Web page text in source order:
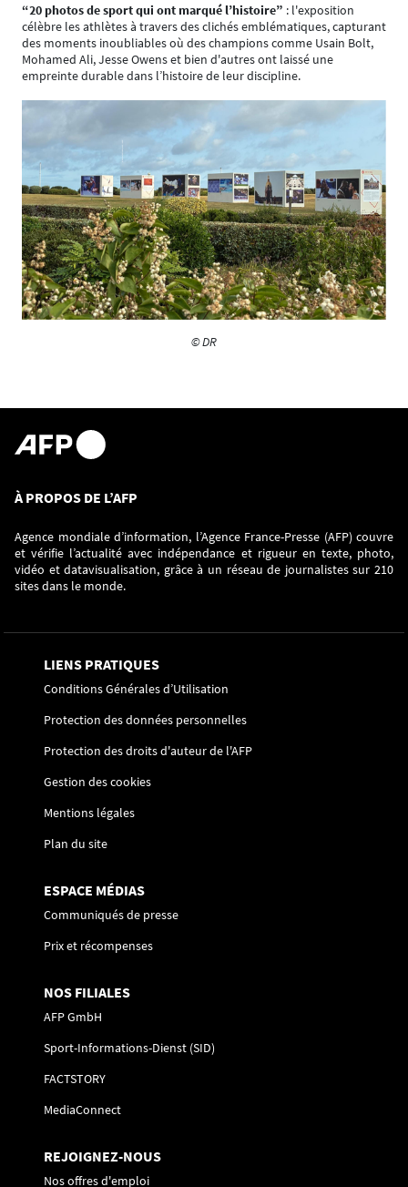
“20 photos de sport qui ont marqué l’histoire” : l'exposition
célèbre les athlètes à travers des clichés emblématiques, capturant
des moments inoubliables où des champions comme Usain Bolt,
Mohamed Ali, Jesse Owens et bien d'autres ont laissé une
empreinte durable dans l’histoire de leur discipline.
© DR
À PROPOS DE L’AFP
Agence mondiale d’information, l’Agence France-Presse (AFP) couvre
et vérifie l’actualité avec indépendance et rigueur en texte, photo,
vidéo et datavisualisation, grâce à un réseau de journalistes sur 210
sites dans le monde.
LIENS PRATIQUES
Conditions Générales d’Utilisation
Protection des données personnelles
Protection des droits d'auteur de l'AFP
Gestion des cookies
Mentions légales
Plan du site
ESPACE MÉDIAS
Communiqués de presse
Prix et récompenses
NOS FILIALES
AFP GmbH
Sport-Informations-Dienst (SID)
FACTSTORY
MediaConnect
REJOIGNEZ-NOUS
Nos offres d'emploi